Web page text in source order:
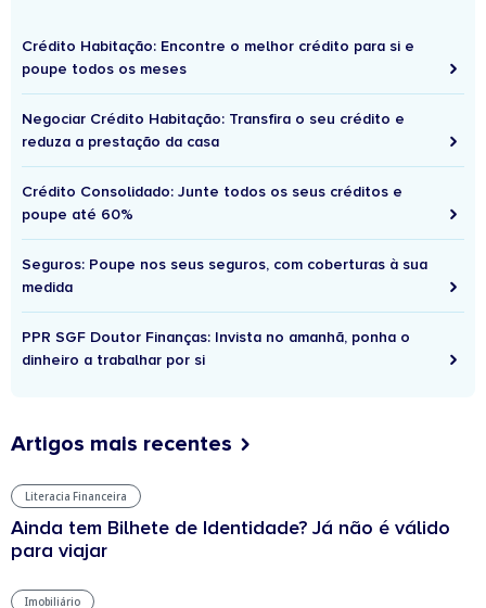
Crédito Habitação: Encontre o melhor crédito para si e
poupe todos os meses
Negociar Crédito Habitação: Transfira o seu crédito e
reduza a prestação da casa
Crédito Consolidado: Junte todos os seus créditos e
poupe até 60%
Seguros: Poupe nos seus seguros, com coberturas à sua
medida
PPR SGF Doutor Finanças: Invista no amanhã, ponha o
dinheiro a trabalhar por si
Artigos mais recentes
Literacia Financeira
Ainda tem Bilhete de Identidade? Já não é válido
para viajar
Imobiliário